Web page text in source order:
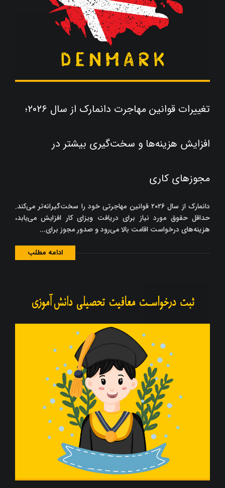
تغییرات قوانین مهاجرت دانمارک از سال ۲۰۲۶؛
افزایش هزینه‌ها و سخت‌گیری بیشتر در
مجوزهای کاری
دانمارک از سال ۲۰۲۶ قوانین مهاجرتی خود را سخت‌گیرانه‌تر می‌کند.
حداقل حقوق مورد نیاز برای دریافت ویزای کار افزایش می‌یابد،
هزینه‌های درخواست اقامت بالا می‌رود و صدور مجوز برای...
ادامه مطلب